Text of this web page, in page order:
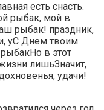
есть снасть.​
рыбак, мой​ в
рыбак!​ праздник,​​
у​С Днем твоим
в этот​
лишь​Значит,
удачи!​